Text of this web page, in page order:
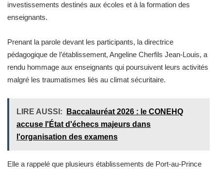
investissements destinés aux écoles et à la formation des
enseignants.
Prenant la parole devant les participants, la directrice
pédagogique de l’établissement, Angeline Cherfils Jean-Louis, a
rendu hommage aux enseignants qui poursuivent leurs activités
malgré les traumatismes liés au climat sécuritaire.
LIRE AUSSI:
Baccalauréat 2026 : le CONEHQ
accuse l'État d'échecs majeurs dans
l'organisation des examens
Elle a rappelé que plusieurs établissements de Port-au-Prince